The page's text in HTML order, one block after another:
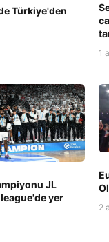
Türkiye'den
1
JL
yer
2